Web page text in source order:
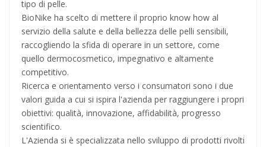
tipo di pelle.
BioNike ha scelto di mettere il proprio know how al
servizio della salute e della bellezza delle pelli sensibili,
raccogliendo la sfida di operare in un settore, come
quello dermocosmetico, impegnativo e altamente
competitivo.
Ricerca e orientamento verso i consumatori sono i due
valori guida a cui si ispira l'azienda per raggiungere i propri
obiettivi: qualità, innovazione, affidabilità, progresso
scientifico.
L'Azienda si è specializzata nello sviluppo di prodotti rivolti